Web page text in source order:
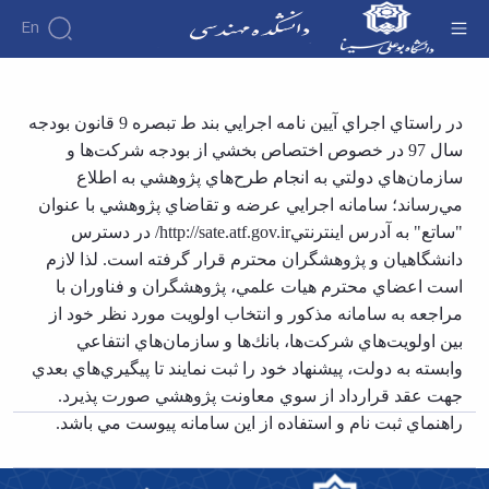
En
درباره
دانشکده
تاریخچه
ریاست
دانشکده
روسای
پیشین
افتخارات
آلبوم
عکس
اطلاعات
تماس
سازمان
دانشکده
آموزشی
آموزش
دوره
کارشناسی
فرم
ها
و
آئین
نامه
ها
آیین‌نامه‌های
معاونت
آموزشی
تحصیلات
تکمیلی
ها
پژوهش
پژوهش
هفته
پژوهش
کارگاه ها
آزمایشگاه
گروه
برق
گروه
عمران
گروه
مکانیک
گروه
اساتید
اساتید
دانشکده
اساتید
بازنشسته
کارکنان
دانشکده
مهندسی
آموزشی
گروه
های
آموزشی
مهندسی
برق
مهندسی
مواد
مهندسی
عمران
سامانه اجرایی عرضه و تقاضای پژوهشی - دانشکده
فنی و مهندسی
در راستاي اجراي آيين نامه اجرايي بند ط تبصره 9 قانون بودجه
سال 97 در خصوص اختصاص بخشي از بودجه شركت‌ها و
سازمان‌هاي دولتي به انجام طرح‌هاي پژوهشي به اطلاع
مي‌رساند؛ سامانه اجرايي عرضه و تقاضاي پژوهشي با عنوان
"ساتع" به آدرس اينترنتيhttp://sate.atf.gov.ir/ در دسترس
دانشگاهيان و پژوهشگران محترم قرار گرفته است. لذا لازم
است اعضاي محترم هيات علمي، پژوهشگران و فناوران با
مراجعه به سامانه مذكور و انتخاب اولويت مورد نظر خود از
بين اولويت‌هاي شركت‌ها، بانك‌ها و سازمان‌هاي انتفاعي
وابسته به دولت، پيشنهاد خود را ثبت نمايند تا پيگيري‌هاي بعدي
جهت عقد قرارداد از سوي معاونت پژوهشي صورت پذيرد.
راهنماي ثبت نام و استفاده از اين سامانه پيوست مي باشد.